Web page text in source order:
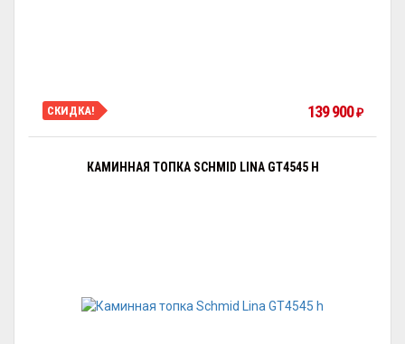
СКИДКА! 139 900₽
КАМИННАЯ ТОПКА SCHMID LINA GT4545 H